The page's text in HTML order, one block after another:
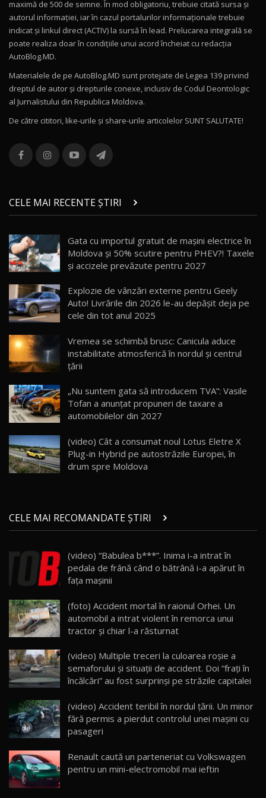
Mercedes-AMG E 53 HYBRID 4MATIC+ / Test
Drive AutoBlog.MD
16:27
11
Noul Volvo ES90 / Test Drive AutoBlog.MD
12
Noul MG HS / Test Drive AutoBlog.MD
16:48
13
combină aventura cu luxul / AutoBlog.MD
36:08
chinez care face lumea să se întoarcă după el
/ AutoBlog.MD
17:27
15 14:37
16
AutoBlogMD
13:10
17
30:08
Noul Geely EX5 EM-i care a cucerit Moldova
AutoBlog.MD
23:36
20
Noul ZEEKR 7X / Test Drive AutoBlog.MD
29:08
21
AutoBlog.MD
16:59
Noua Mazda 6e / Test Drive AutoBlog.MD
26:59
23
Lynk & Co 01 / Test Drive AutoBlog.MD
25:19
24
ZEEKR 009: Cel mai Performant și Confortabil
Van Electric Testat în Moldova / AutoBlog.MD
26:38
25
mai Exclusiv și Puternic Defender Testat în
Moldova
32:21
26
AutoBlog.MD
10:57
maximă de 500 de semne. În mod obligatoriu, trebuie citată sursa și
autorul informației, iar în cazul portalurilor informaționale trebuie
indicat și linkul direct (ACTIV) la sursă în lead. Prelucarea integrală se
poate realiza doar în condițiile unui acord încheiat cu redacţia
AutoBlog.MD.
Materialele de pe AutoBlog.MD sunt protejate de Legea 139 privind
dreptul de autor și drepturile conexe, inclusiv de Codul Deontologic
al Jurnalistului din Republica Moldova.
De către cititori, like-urile şi share-urile articolelor SUNT SALUTATE!
CELE MAI RECENTE ȘTIRI
Gata cu importul gratuit de mașini electrice în
Moldova și 50% scutire pentru PHEV?! Taxele
și accizele prevăzute pentru 2027
Explozie de vânzări externe pentru Geely
Auto! Livrările din 2026 le-au depășit deja pe
cele din tot anul 2025
Vremea se schimbă brusc: Canicula aduce
instabilitate atmosferică în nordul și centrul
țării
„Nu suntem gata să introducem TVA”: Vasile
Tofan a anunțat propuneri de taxare a
automobilelor din 2027
(video) Cât a consumat noul Lotus Eletre X
Plug-in Hybrid pe autostrăzile Europei, în
drum spre Moldova
CELE MAI RECOMANDATE ȘTIRI
(video) “Babulea b***”. Inima i-a intrat în
pedala de frână când o bătrână i-a apărut în
faţa maşinii
(foto) Accident mortal în raionul Orhei. Un
automobil a intrat violent în remorca unui
tractor și chiar l-a răsturnat
(video) Multiple treceri la culoarea roşie a
semaforului şi situaţii de accident. Doi “fraţi în
încălcări” au fost surprinși pe străzile capitalei
(video) Accident teribil în nordul ţării. Un minor
fără permis a pierdut controlul unei maşini cu
pasageri
Renault caută un parteneriat cu Volkswagen
pentru un mini-electromobil mai ieftin